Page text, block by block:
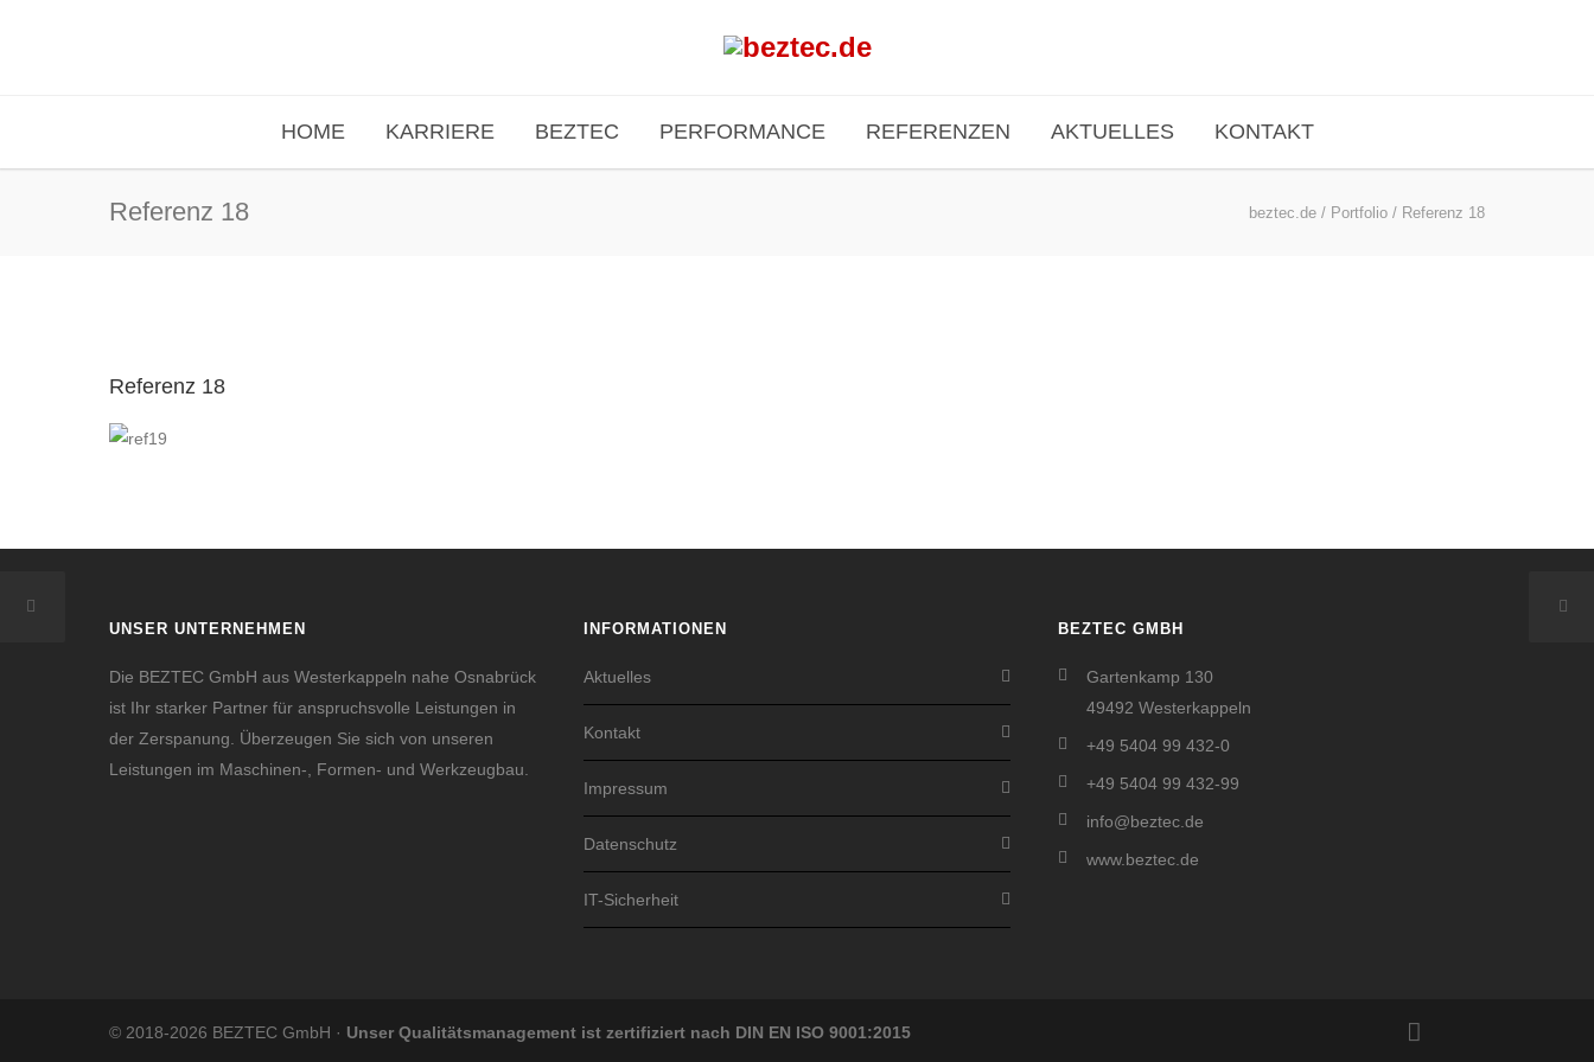
HOME KARRIERE BEZTEC PERFORMANCE REFERENZEN AKTUELLES KONTAKT
Referenz 18 beztec.de / Portfolio / Referenz 18
Referenz 18
UNSER UNTERNEHMEN
Die BEZTEC GmbH aus Westerkappeln nahe Osnabrück
ist Ihr starker Partner für anspruchsvolle Leistungen in
der Zerspanung. Überzeugen Sie sich von unseren
Leistungen im Maschinen-, Formen- und Werkzeugbau.
INFORMATIONEN
Aktuelles
Kontakt
Impressum
Datenschutz
IT-Sicherheit
BEZTEC GMBH
Gartenkamp 130
49492 Westerkappeln
+49 5404 99 432-0
+49 5404 99 432-99
info@beztec.de
www.beztec.de
© 2018-2026 BEZTEC GmbH · Unser Qualitätsmanagement ist zertifiziert nach DIN EN ISO 9001:2015